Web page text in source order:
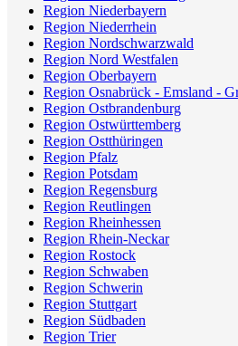
Region Niederbayern
Region Niederrhein
Region Nordschwarzwald
Region Nord Westfalen
Region Oberbayern
Region Osnabrück - Emsland -
Region Ostbrandenburg
Region Ostwürttemberg
Region Ostthüringen
Region Pfalz
Region Potsdam
Region Regensburg
Region Reutlingen
Region Rheinhessen
Region Rhein-Neckar
Region Rostock
Region Schwaben
Region Schwerin
Region Stuttgart
Region Südbaden
Region Trier